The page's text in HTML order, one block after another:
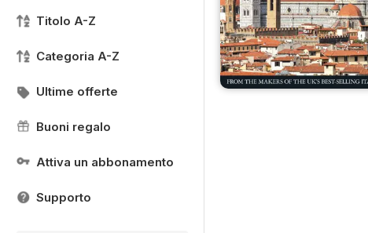
Titolo A-Z
Categoria A-Z
Ultime offerte
Buoni regalo
Attiva un abbonamento
Supporto